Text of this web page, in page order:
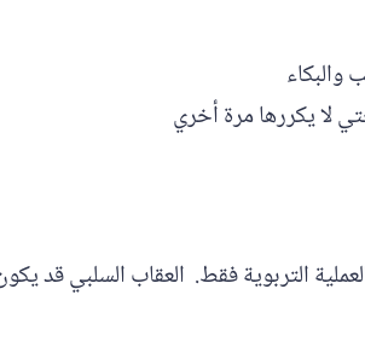
لا يكررها مرة أخري
التربوية فقط. العقاب السلبي قد